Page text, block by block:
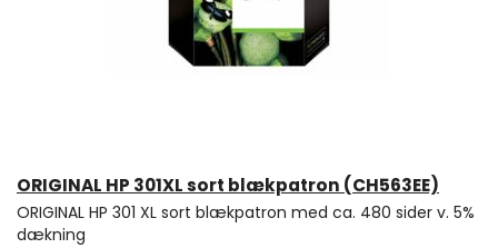
ORIGINAL HP 301XL sort blækpatron (CH563EE)
ORIGINAL HP 301 XL sort blækpatron med ca. 480 sider v. 5%
dækning